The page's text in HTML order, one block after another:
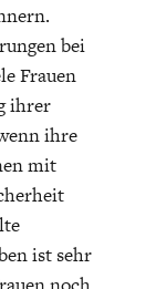
bei
Frauen
ihrer
ihre
mit
ist sehr